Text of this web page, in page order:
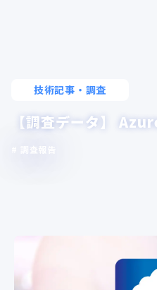
技術記事・調査
【調査データ】